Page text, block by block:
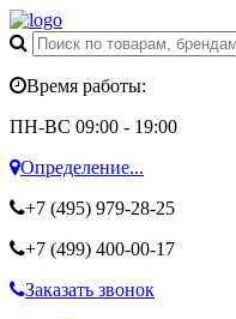
Время работы:
ПН-ВС 09:00 - 19:00
Определение...
+7 (495) 979-28-25
+7 (499) 400-00-17
Заказать звонок